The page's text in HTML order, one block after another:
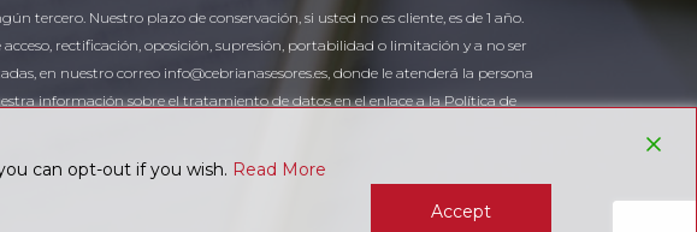
tercero. Nuestro plazo de conservación, si usted no es cliente, es de 1 año.
acceso, rectificación, oposición, supresión, portabilidad o limitación y a no ser
en nuestro correo info@cebrianasesores.es, donde le atenderá la persona
información sobre el tratamiento de datos en el enlace a la Política de
can opt-out if you wish. Read More
Accept